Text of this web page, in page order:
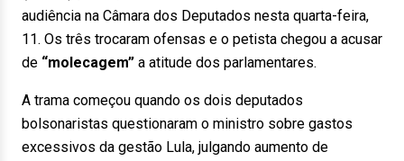
audiência na Câmara dos Deputados nesta quarta-feira,
11. Os três trocaram ofensas e o petista chegou a acusar
de “molecagem” a atitude dos parlamentares.
A trama começou quando os dois deputados
bolsonaristas questionaram o ministro sobre gastos
excessivos da gestão Lula, julgando aumento de